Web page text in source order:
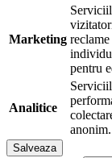
Marketing
pentru
Analitice
anonim.
Salveaza